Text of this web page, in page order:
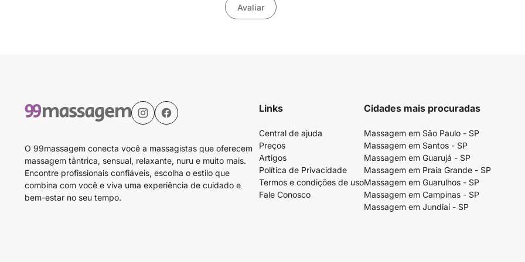
Avaliar
O 99massagem conecta você a massagistas que oferecem
massagem tântrica, sensual, relaxante, nuru e muito mais.
Encontre profissionais confiáveis, escolha o estilo que
combina com você e viva uma experiência de cuidado e
bem-estar no seu tempo.
Links
Central de ajuda
Preços
Artigos
Política de Privacidade
Termos e condições de uso
Fale Conosco
Cidades mais procuradas
Massagem em São Paulo - SP
Massagem em Santos - SP
Massagem em Guarujá - SP
Massagem em Praia Grande - SP
Massagem em Guarulhos - SP
Massagem em Campinas - SP
Massagem em Jundiaí - SP